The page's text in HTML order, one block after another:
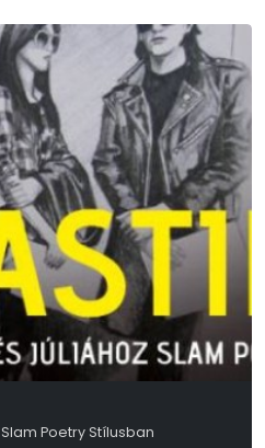
Poetry Stílusban